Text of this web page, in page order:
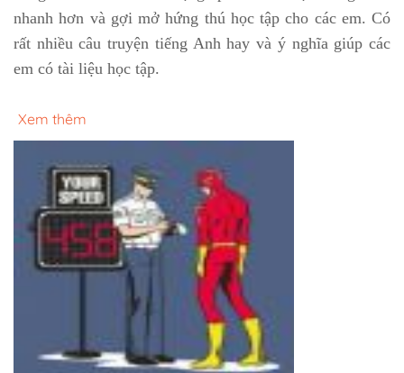
nhanh hơn và gợi mở hứng thú học tập cho các em. Có
rất nhiều câu truyện tiếng Anh hay và ý nghĩa giúp các
em có tài liệu học tập.
Xem thêm